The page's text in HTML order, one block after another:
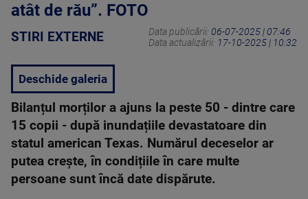
atât de rău”. FOTO
STIRI EXTERNE Data publicării: 06-07-2025 | 07:46
Data actualizării: 17-10-2025 | 10:32
Deschide galeria
Bilanțul morților a ajuns la peste 50 - dintre care
15 copii - după inundațiile devastatoare din
statul american Texas. Numărul deceselor ar
putea crește, în condițiile în care multe
persoane sunt încă date dispărute.